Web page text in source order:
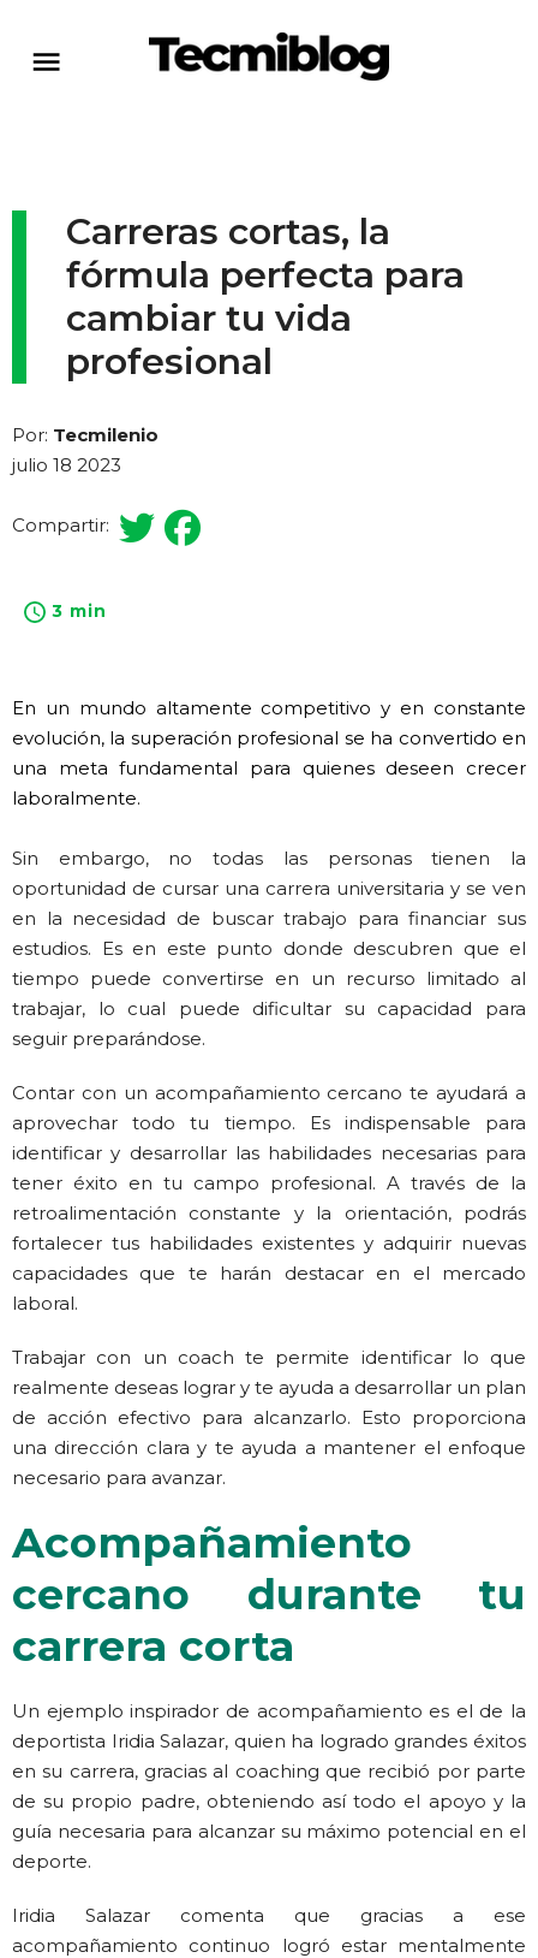
Carreras cortas, la
fórmula perfecta para
cambiar tu vida
profesional
Por: Tecmilenio
julio 18 2023
Compartir:
3 min
En un mundo altamente competitivo y en constante
evolución, la superación profesional se ha convertido en
una meta fundamental para quienes deseen crecer
laboralmente.
Sin embargo, no todas las personas tienen la
oportunidad de cursar una carrera universitaria y se ven
en la necesidad de buscar trabajo para financiar sus
estudios. Es en este punto donde descubren que el
tiempo puede convertirse en un recurso limitado al
trabajar, lo cual puede dificultar su capacidad para
seguir preparándose.
Contar con un acompañamiento cercano te ayudará a
aprovechar todo tu tiempo. Es indispensable para
identificar y desarrollar las habilidades necesarias para
tener éxito en tu campo profesional. A través de la
retroalimentación constante y la orientación, podrás
fortalecer tus habilidades existentes y adquirir nuevas
capacidades que te harán destacar en el mercado
laboral.
Trabajar con un coach te permite identificar lo que
realmente deseas lograr y te ayuda a desarrollar un plan
de acción efectivo para alcanzarlo. Esto proporciona
una dirección clara y te ayuda a mantener el enfoque
necesario para avanzar.
Acompañamiento
cercano durante tu
carrera corta
Un ejemplo inspirador de acompañamiento es el de la
deportista Iridia Salazar, quien ha logrado grandes éxitos
en su carrera, gracias al coaching que recibió por parte
de su propio padre, obteniendo así todo el apoyo y la
guía necesaria para alcanzar su máximo potencial en el
deporte.
Iridia Salazar comenta que gracias a ese
acompañamiento continuo logró estar mentalmente